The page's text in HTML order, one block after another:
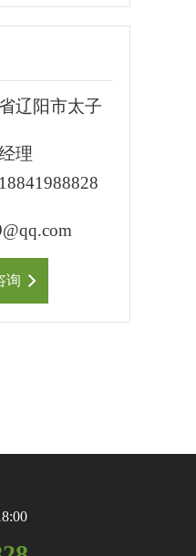
辽阳市太子
理
18841988828
询